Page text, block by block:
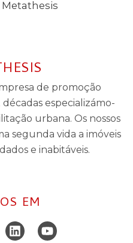
de promoção
especializámo-
urbana. Os nossos
segunda vida a imóveis
e inabitáveis.
EM
LinkedinYoutube